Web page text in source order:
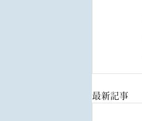
最新記事